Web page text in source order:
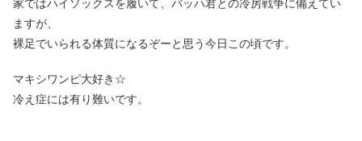
家ではハイソックスを履いて、バッハ君との冷房戦争に備えてい
ますが、
裸足でいられる体質になるぞーと思う今日この頃です。
マキシワンピ大好き☆
冷え症には有り難いです。